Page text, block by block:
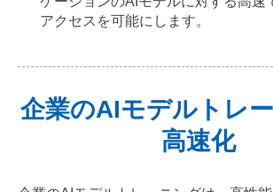
アクセスを可能にします。
企業のAIモデルトレ
高速化